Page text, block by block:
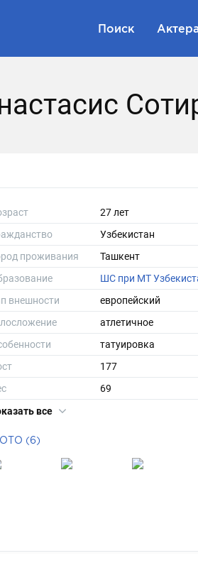
Поиск
27 лет
Узбекистан
проживания
Ташкент
ШС при МТ
внешности
европейский
атлетичное
татуировка
177
69
одежды
все
(6)